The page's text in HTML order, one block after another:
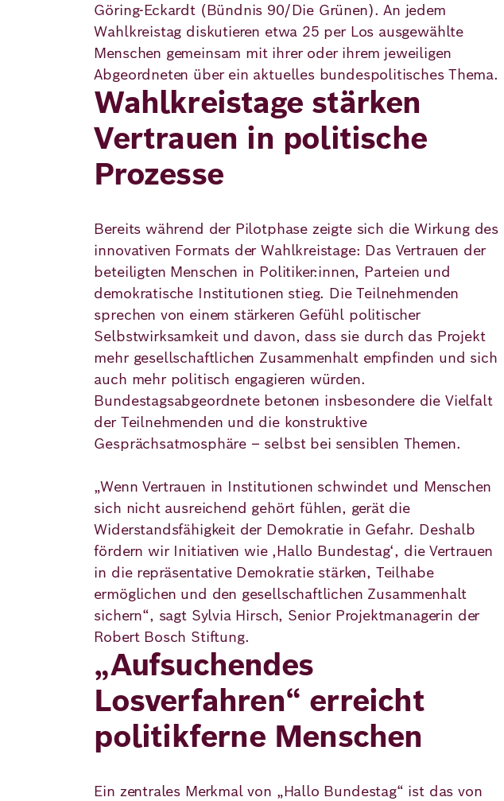
Göring-Eckardt (Bündnis 90/Die Grünen). An jedem
Wahlkreistag diskutieren etwa 25 per Los ausgewählte
Menschen gemeinsam mit ihrer oder ihrem jeweiligen
Abgeordneten über ein aktuelles bundespolitisches Thema.
Wahlkreistage stärken
Vertrauen in politische
Prozesse
Bereits während der Pilotphase zeigte sich die Wirkung des
innovativen Formats der Wahlkreistage: Das Vertrauen der
beteiligten Menschen in Politiker:innen, Parteien und
demokratische Institutionen stieg. Die Teilnehmenden
sprechen von einem stärkeren Gefühl politischer
Selbstwirksamkeit und davon, dass sie durch das Projekt
mehr gesellschaftlichen Zusammenhalt empfinden und sich
auch mehr politisch engagieren würden.
Bundestagsabgeordnete betonen insbesondere die Vielfalt
der Teilnehmenden und die konstruktive
Gesprächsatmosphäre – selbst bei sensiblen Themen.
„Wenn Vertrauen in Institutionen schwindet und Menschen
sich nicht ausreichend gehört fühlen, gerät die
Widerstandsfähigkeit der Demokratie in Gefahr. Deshalb
fördern wir Initiativen wie ‚Hallo Bundestag‘, die Vertrauen
in die repräsentative Demokratie stärken, Teilhabe
ermöglichen und den gesellschaftlichen Zusammenhalt
sichern“, sagt Sylvia Hirsch, Senior Projektmanagerin der
Robert Bosch Stiftung.
„Aufsuchendes
Losverfahren“ erreicht
politikferne Menschen
Ein zentrales Merkmal von „Hallo Bundestag“ ist das von